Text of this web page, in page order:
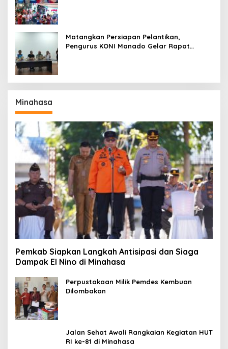
Matangkan Persiapan Pelantikan,
Pengurus KONI Manado Gelar Rapat
Minahasa
Pemkab Siapkan Langkah Antisipasi dan Siaga
Dampak El Nino di Minahasa
Perpustakaan Milik Pemdes Kembuan
Dilombakan
Jalan Sehat Awali Rangkaian Kegiatan HUT
RI ke-81 di Minahasa